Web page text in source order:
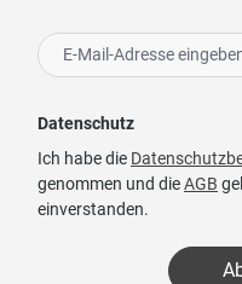
Datenschutz
Ich habe die
genommen und dieAGB
einverstanden.